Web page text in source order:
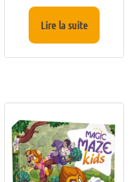
Lire la suite